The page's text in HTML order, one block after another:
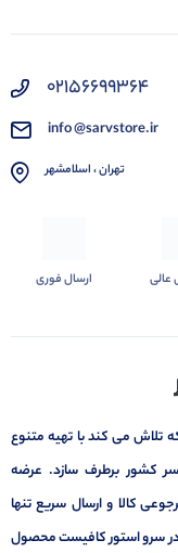
02156699364
info @sarvstore.ir
تهران ، اسلامشهر
عالی ارسال فوری
تلاش می کند با تهیه متنوع
کشور برطرف سازد. عرضه
کالا و ارسال سریع تنها
در سرو استور کافیست محصول